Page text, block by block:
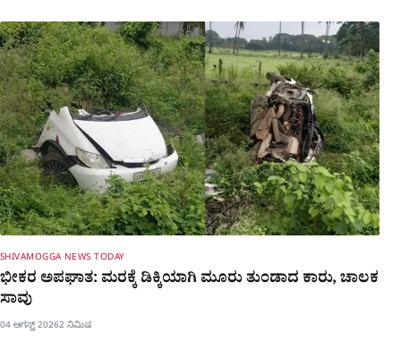
SHIVAMOGGA NEWS TODAY
ಭೀಕರ ಅಪಘಾತ: ಮರಕ್ಕೆ ಡಿಕ್ಕಿಯಾಗಿ ಮೂರು ತುಂಡಾದ ಕಾರು, ಚಾಲಕ
ಸಾವು
04 ಆಗಸ್ಟ್ 20262 ನಿಮಿಷ